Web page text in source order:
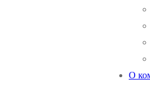
О